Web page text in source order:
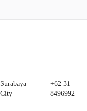
Surabaya
City
+62 31
8496992